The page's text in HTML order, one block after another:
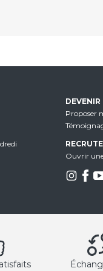
DEVENIR
Proposer
Ouvrir